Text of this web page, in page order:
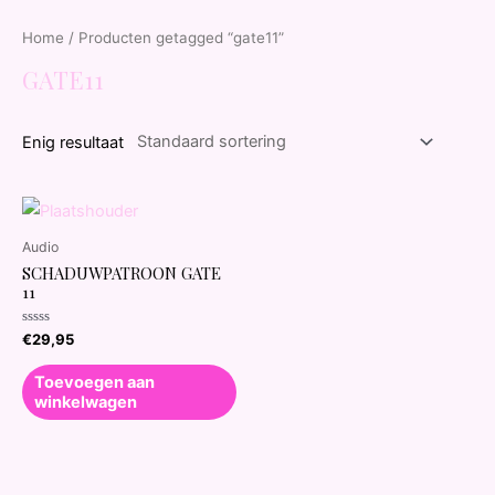
Home / Producten getagged “gate11”
GATE11
Enig resultaat
Audio
SCHADUWPATROON GATE
11
Waardering
0
5
€29,95
Toevoegen aan
winkelwagen